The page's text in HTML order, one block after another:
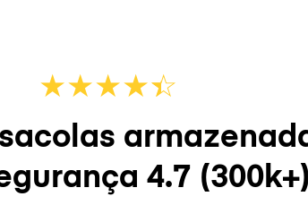
★★★★☆
★
4.7 (300k+)